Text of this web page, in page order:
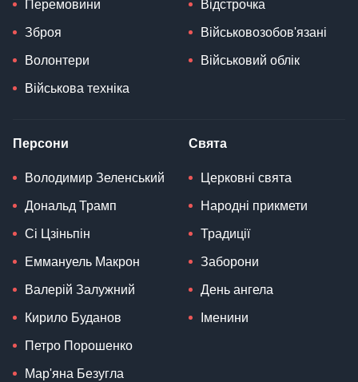
Перемовини
Зброя
Волонтери
Військова техніка
Відстрочка
Військовозобов'язані
Військовий облік
Персони
Володимир Зеленський
Дональд Трамп
Сі Цзіньпін
Еммануель Макрон
Валерій Залужний
Кирило Буданов
Петро Порошенко
Мар'яна Безугла
Свята
Церковні свята
Народні прикмети
Традиції
Заборони
День ангела
Іменини